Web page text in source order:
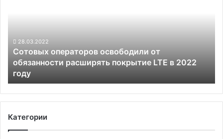
покрытие
LTE
2022
году
28.03.2022
Сотовых операторов освободили от
обязанности расширять покрытие LTE в 2022
году
Категории